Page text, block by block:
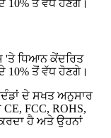
'ਤੇ ਧਿਆਨ ਕੇਂਦਰਿਤ
10% ਤੋਂ ਵੱਧ ਹੋਣਗੇ।